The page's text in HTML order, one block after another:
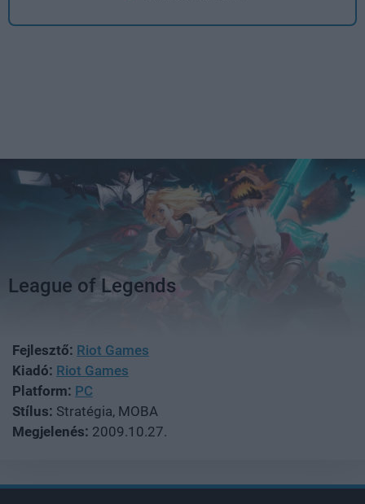
League of Legends
Fejlesztő: Riot Games
Kiadó: Riot Games
Platform: PC
Stílus: Stratégia, MOBA
Megjelenés: 2009.10.27.